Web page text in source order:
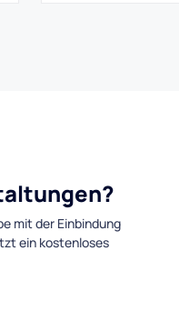
mit der Einbindung
ein kostenloses